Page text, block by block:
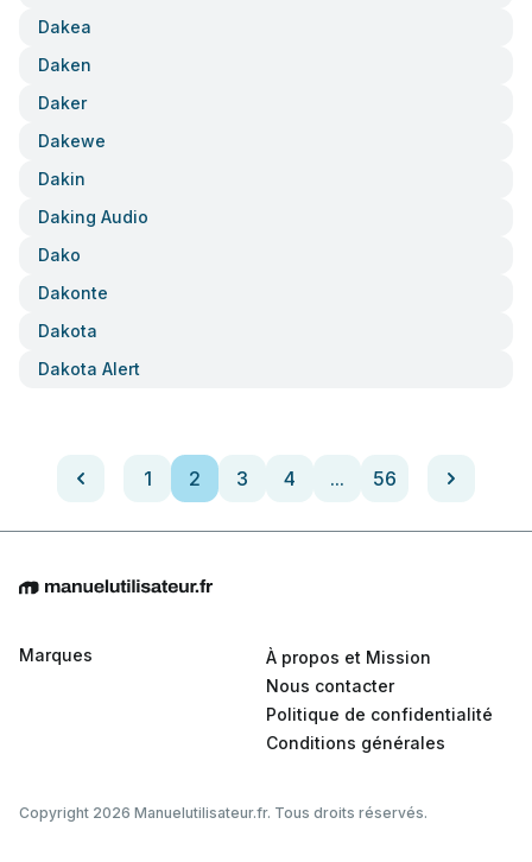
Dakea
Daken
Daker
Dakewe
Dakin
Daking Audio
Dako
Dakonte
Dakota
Dakota Alert
1 2 3 4 ... 56
Marques
À propos et Mission
Nous contacter
Politique de confidentialité
Conditions générales
Copyright 2026 Manuelutilisateur.fr. Tous droits réservés.